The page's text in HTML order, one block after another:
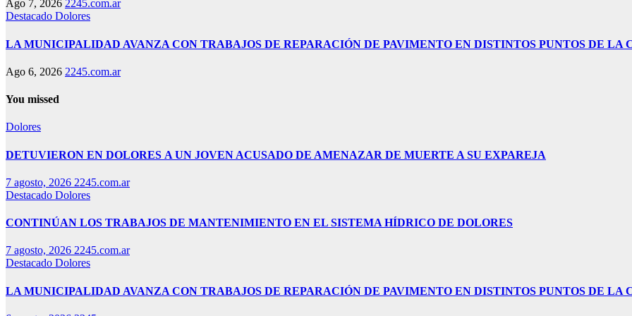
Ago 7, 2026 2245.com.ar
Destacado Dolores
LA MUNICIPALIDAD AVANZA CON TRABAJOS DE REPARACIÓN DE PAVIMENTO EN DISTINTOS PUNTOS DE LA
Ago 6, 2026 2245.com.ar
You missed
Dolores
DETUVIERON EN DOLORES A UN JOVEN ACUSADO DE AMENAZAR DE MUERTE A SU EXPAREJA
7 agosto, 2026 2245.com.ar
Destacado Dolores
CONTINÚAN LOS TRABAJOS DE MANTENIMIENTO EN EL SISTEMA HÍDRICO DE DOLORES
7 agosto, 2026 2245.com.ar
Destacado Dolores
LA MUNICIPALIDAD AVANZA CON TRABAJOS DE REPARACIÓN DE PAVIMENTO EN DISTINTOS PUNTOS DE LA